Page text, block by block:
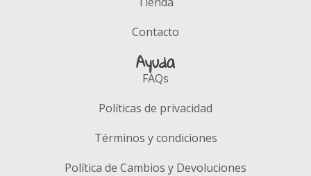
Contacto
Ayuda
FAQs
Políticas de privacidad
Términos y condiciones
Política de Cambios y Devoluciones